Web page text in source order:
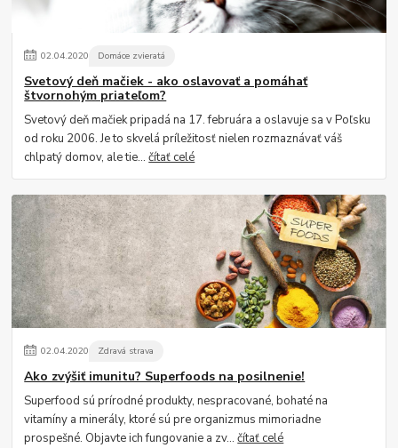
02.04.2020 Domáce zvieratá
Svetový deň mačiek - ako oslavovať a pomáhať
štvornohým priateľom?
Svetový deň mačiek pripadá na 17. februára a oslavuje sa v Poľsku
od roku 2006. Je to skvelá príležitosť nielen rozmaznávať váš
chlpatý domov, ale tie...čítať celé
02.04.2020 Zdravá strava
Ako zvýšiť imunitu? Superfoods na posilnenie!
Superfood sú prírodné produkty, nespracované, bohaté na
vitamíny a minerály, ktoré sú pre organizmus mimoriadne
prospešné. Objavte ich fungovanie a zv...čítať celé